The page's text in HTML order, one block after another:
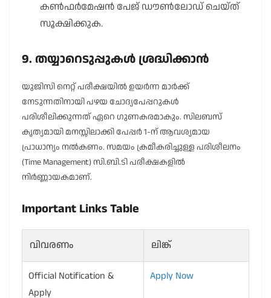
കൺഫർമേഷൻ പേജ് ഡൗൺലോഡ് ചെയ്ത്
സൂക്ഷിക്കുക.
9. തയ്യാറെടുപ്പുകൾ ശ്രദ്ധിക്കാൻ
യുജിസി നെറ്റ് പരീക്ഷയിൽ ഉയർന്ന മാർക്ക്
നേടുന്നതിനായി പഴയ ചോദ്യപേപ്പറുകൾ
പരിശീലിക്കുന്നത് ഏറെ ഗുണകരമാകും. സിലബസ്
കൃത്യമായി മനസ്സിലാക്കി പേപ്പർ 1-ന് ആവശ്യമായ
പ്രാധാന്യം നൽകണം. സമയം ക്രമീകരിച്ചുള്ള പരിശീലനം
(Time Management) സി.ബി.ടി പരീക്ഷകളിൽ
നിർണ്ണായകമാണ്.
Important Links Table
വിവരണം ലിങ്ക്
Official Notification &
Apply
Apply Now